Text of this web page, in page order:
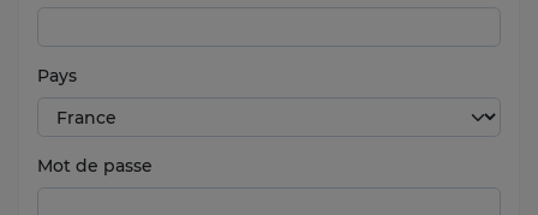
Pays
Mot de passe